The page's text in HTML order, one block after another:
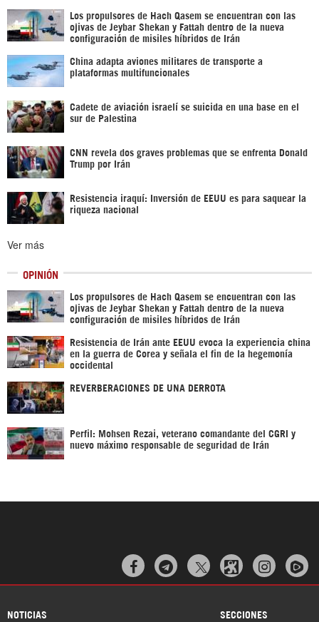
Los propulsores de Hach Qasem se encuentran con las
ojivas de Jeybar Shekan y Fattah dentro de la nueva
configuración de misiles híbridos de Irán
China adapta aviones militares de transporte a
plataformas multifuncionales
Cadete de aviación israelí se suicida en una base en el
sur de Palestina
CNN revela dos graves problemas que se enfrenta Donald
Trump por Irán
Resistencia iraquí: Inversión de EEUU es para saquear la
riqueza nacional
Ver más
OPINIÓN
Los propulsores de Hach Qasem se encuentran con las
ojivas de Jeybar Shekan y Fattah dentro de la nueva
configuración de misiles híbridos de Irán
Resistencia de Irán ante EEUU evoca la experiencia china
en la guerra de Corea y señala el fin de la hegemonía
occidental
REVERBERACIONES DE UNA DERROTA
Perfil: Mohsen Rezai, veterano comandante del CGRI y
nuevo máximo responsable de seguridad de Irán
  
NOTICIAS SECCIONES